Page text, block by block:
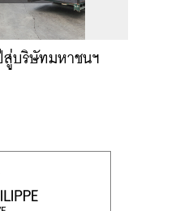
สู่บริษัทมหาชนฯ